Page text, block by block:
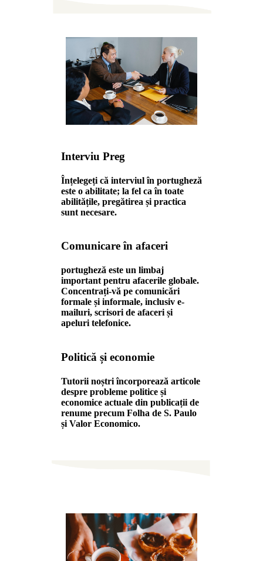
Interviu Preg
Înțelegeți că interviul în portugheză
este o abilitate; la fel ca în toate
abilitățile, pregătirea și practica
sunt necesare.
Comunicare în afaceri
portugheză este un limbaj
important pentru afacerile globale.
Concentrați-vă pe comunicări
formale și informale, inclusiv e-
mailuri, scrisori de afaceri și
apeluri telefonice.
Politică și economie
Tutorii noștri încorporează articole
despre probleme politice și
economice actuale din publicații de
renume precum Folha de S. Paulo
și Valor Economico.